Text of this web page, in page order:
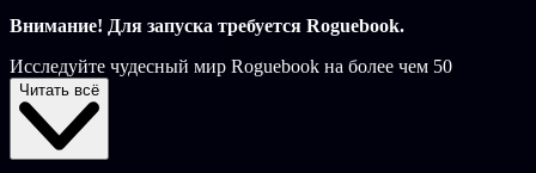
Внимание! Для запуска требуется Roguebook.
Исследуйте чудесный мир Roguebook на более чем 50
страницах с набросками и оригинальными иллюстрациями и
познакомьтесь с уникальным видением художников игры.
Цифровой альбом перенесет вас в волшебные земли
Читать всё